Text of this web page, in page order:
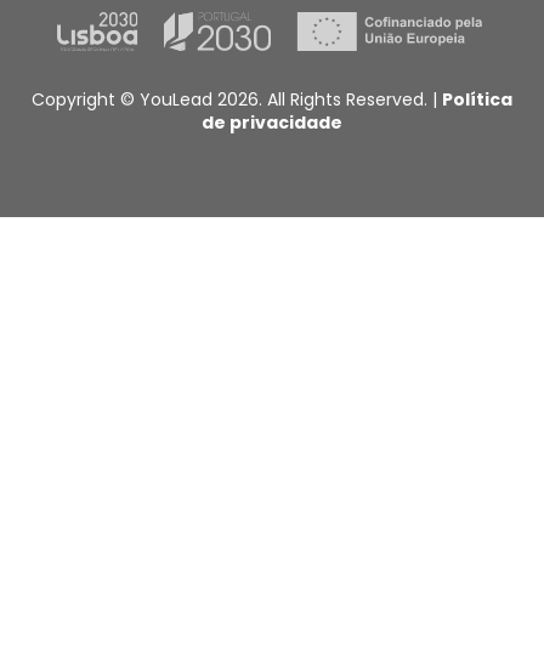
Copyright © YouLead 2026. All Rights Reserved. | Política
de privacidade